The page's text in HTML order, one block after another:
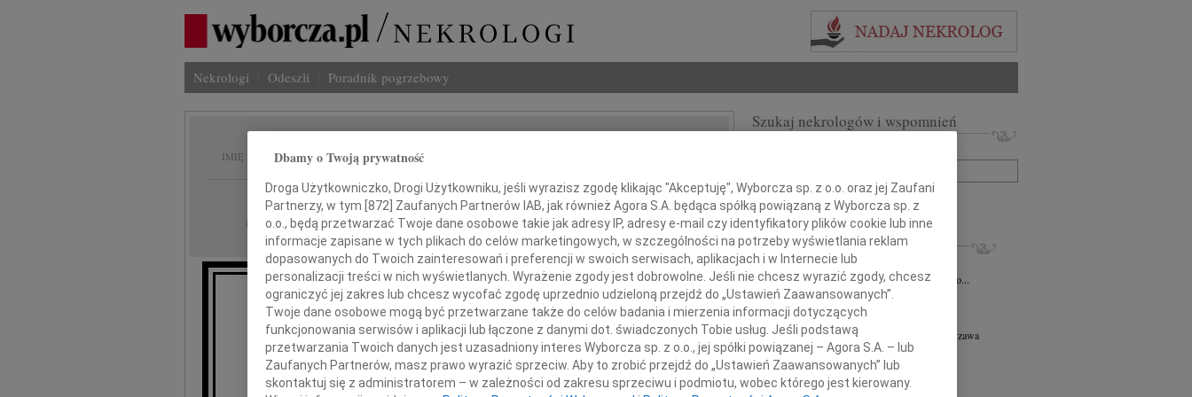
Nekrologi Odeszli Poradnik pogrzebowy
IMIĘ I NAZWISKO: Eugeniusz Wyzner
REGION: Warszawa
DATA EMISJI: 17.03.2026
Odszedł wspaniały Człowiek
Szukaj nekrologów i wspomnień
+ szukanie zaawansowane
INNE NEKROLOGI
Eugeniusz Butruk05.08.2026
Z ogromnym żalem przyjęliśmy wiadomość o...
04.08.2026Warszawa
Wyrazy współczucia z powodu śmierci...
Andrzej Piotr Gołaszewski
Warszawa
doktor nauk technicznych Andrzej Piotr...
05.08.2026Warszawa
Dr Matyldzie Mielcarskiej, najszczersze...
Dbamy o Twoją prywatność
Droga Użytkowniczko, Drogi Użytkowniku, jeśli wyrazisz zgodę klikając "Akceptuję", Wyborcza sp. z o.o. oraz jej Zaufani
Partnerzy, w tym [ 872 ] Zaufanych Partnerów IAB, jak również Agora S.A. będąca spółką powiązaną z Wyborcza sp. z
o.o., będą przetwarzać Twoje dane osobowe takie jak adresy IP, adresy e-mail czy identyfikatory plików cookie lub inne
informacje zapisane w tych plikach do celów marketingowych, w szczególności na potrzeby wyświetlania reklam
dopasowanych do Twoich zainteresowań i preferencji w swoich serwisach, aplikacjach i w Internecie lub
personalizacji treści w nich wyświetlanych. Wyrażenie zgody jest dobrowolne. Jeśli nie chcesz wyrazić zgody, chcesz
ograniczyć jej zakres lub chcesz wycofać zgodę uprzednio udzieloną przejdź do „Ustawień Zaawansowanych”.
Twoje dane osobowe mogą być przetwarzane także do celów badania i mierzenia informacji dotyczących
funkcjonowania serwisów i aplikacji lub łączone z danymi dot. świadczonych Tobie usług. Jeśli podstawą
przetwarzania Twoich danych jest uzasadniony interes Wyborcza sp. z o.o., jej spółki powiązanej – Agora S.A. – lub
Zaufanych Partnerów, masz prawo wyrazić sprzeciw. Aby to zrobić przejdź do „Ustawień Zaawansowanych” lub
skontaktuj się z administratorem – w zależności od zakresu sprzeciwu i podmiotu, wobec którego jest kierowany.